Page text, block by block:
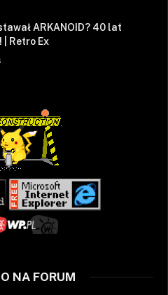
ARKANOID? 40 lat
| Retro Ex
NA FORUM